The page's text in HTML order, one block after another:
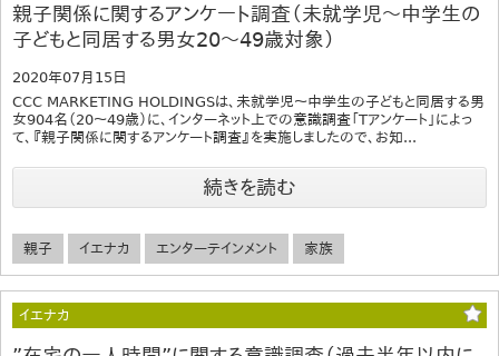
親子関係に関するアンケート調査（未就学児～中学生の
子どもと同居する男女20～49歳対象）
2020年07月15日
CCC MARKETING HOLDINGSは、未就学児～中学生の子どもと同居する男
女904名（20～49歳）に、インターネット上での意識調査「Tアンケート」によっ
て、『親子関係に関するアンケート調査』を実施しましたので、お知...
続きを読む
親子 イエナカ エンターテインメント 家族
イエナカ